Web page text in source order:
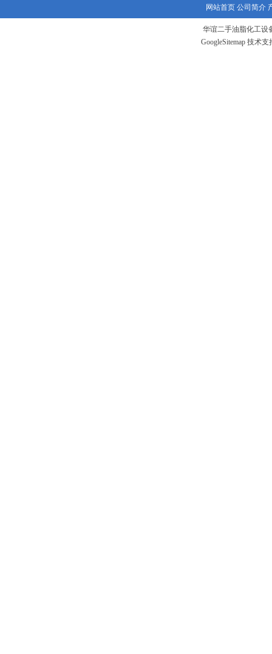
网站首页 公司简介
华谊二手油脂化工设
GoogleSitemap 技术支